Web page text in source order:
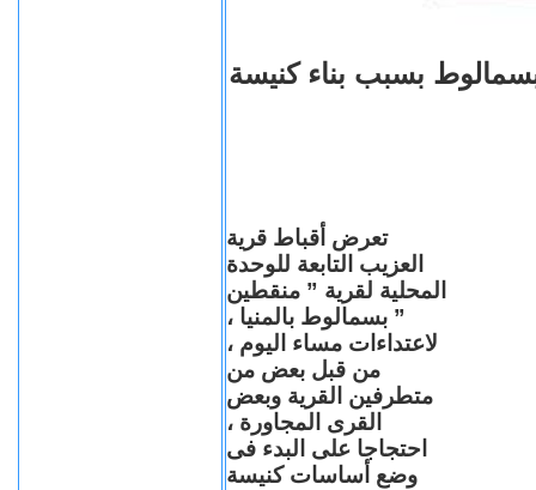
بسبب بناء كنيسة
تعرض أقباط قرية
العزيب التابعة للوحدة
المحلية لقرية ” منقطين
” بسمالوط بالمنيا ،
لاعتداءات مساء اليوم ،
من قبل بعض من
متطرفين القرية وبعض
القرى المجاورة ،
احتجاجا على البدء فى
وضع أساسات كنيسة